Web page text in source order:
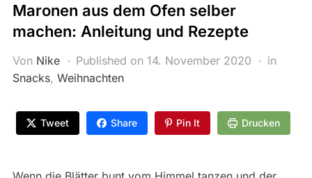
Maronen aus dem Ofen selber
machen: Anleitung und Rezepte
Von Nike Published on 14. November 2020
in
Snacks, Weihnachten
Tweet Share Pin It Drucken